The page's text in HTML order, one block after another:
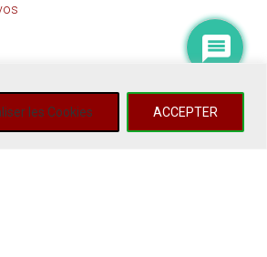
les Cookies ACCEPTER